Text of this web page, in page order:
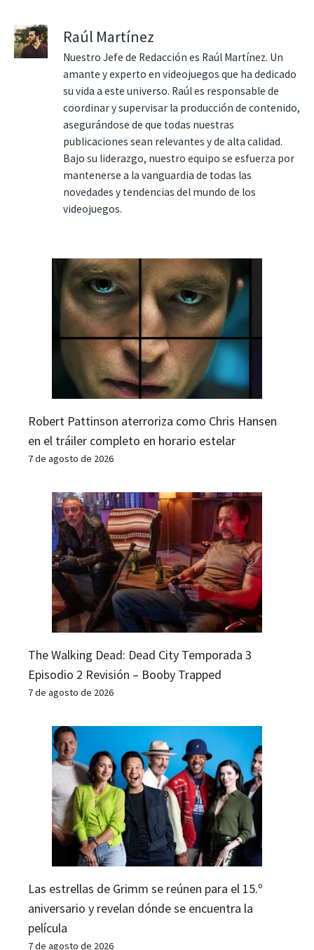
Raúl Martínez
Nuestro Jefe de Redacción es Raúl Martínez. Un
amante y experto en videojuegos que ha dedicado
su vida a este universo. Raúl es responsable de
coordinar y supervisar la producción de contenido,
asegurándose de que todas nuestras
publicaciones sean relevantes y de alta calidad.
Bajo su liderazgo, nuestro equipo se esfuerza por
mantenerse a la vanguardia de todas las
novedades y tendencias del mundo de los
videojuegos.
Robert Pattinson aterroriza como Chris Hansen
en el tráiler completo en horario estelar
7 de agosto de 2026
The Walking Dead: Dead City Temporada 3
Episodio 2 Revisión – Booby Trapped
7 de agosto de 2026
Las estrellas de Grimm se reúnen para el 15.º
aniversario y revelan dónde se encuentra la
película
7 de agosto de 2026